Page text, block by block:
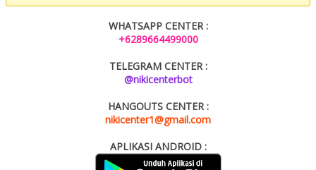
WHATSAPP CENTER :
+6289664499000
TELEGRAM CENTER :
@nikicenterbot
HANGOUTS CENTER :
nikicenter1@gmail.com
APLIKASI ANDROID :